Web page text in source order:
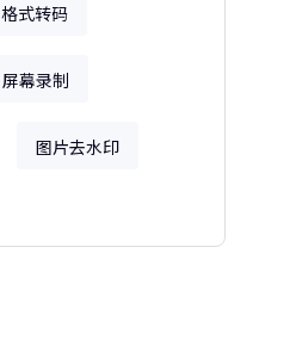
格式转码
屏幕录制
图片去水印